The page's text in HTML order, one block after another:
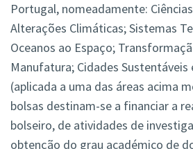
Portugal, nomeadamente:
Alterações Climáticas; Sistemas
Oceanos ao Espaço;
Manufatura; Cidades Sustentáveis
(aplicada a uma das áreas acima
bolsas destinam-se a financiar a
bolseiro, de atividades de
obtenção do grau académico de